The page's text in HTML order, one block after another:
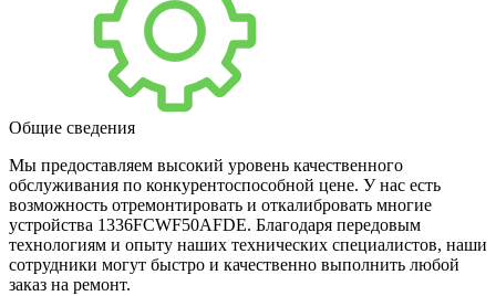
Общие сведения
Мы предоставляем высокий уровень качественного
обслуживания по конкурентоспособной цене. У нас есть
возможность отремонтировать и откалибровать многие
устройства 1336FCWF50AFDE. Благодаря передовым
технологиям и опыту наших технических специалистов, наши
сотрудники могут быстро и качественно выполнить любой
заказ на ремонт.